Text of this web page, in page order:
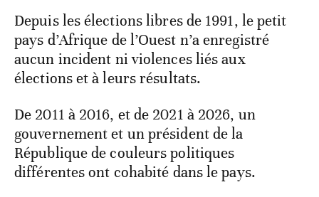
Depuis les élections libres de 1991, le petit
pays d’Afrique de l’Ouest n’a enregistré
aucun incident ni violences liés aux
élections et à leurs résultats.
De 2011 à 2016, et de 2021 à 2026, un
gouvernement et un président de la
République de couleurs politiques
différentes ont cohabité dans le pays.